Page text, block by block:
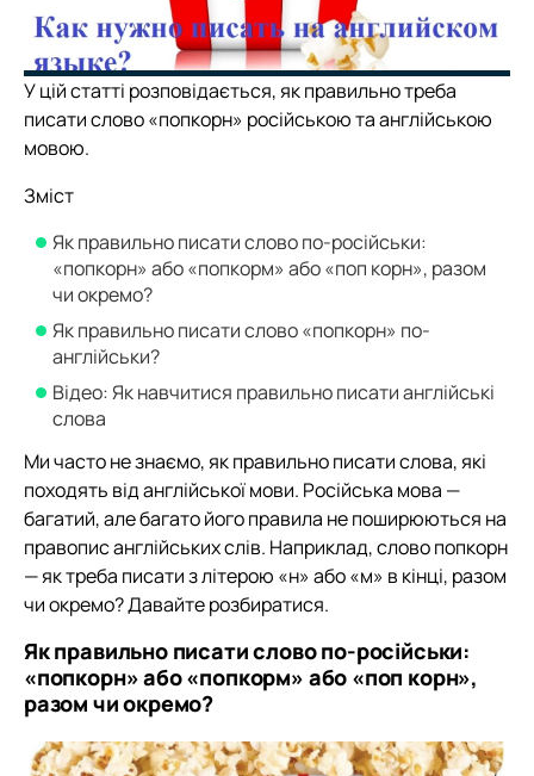
У цій статті розповідається, як правильно треба
писати слово «попкорн» російською та англійською
мовою.
Зміст
Як правильно писати слово по-російськи:
«попкорн» або «попкорм» або «поп корн», разом
чи окремо?
Як правильно писати слово «попкорн» по-
англійськи?
Відео: Як навчитися правильно писати англійські
слова
Ми часто не знаємо, як правильно писати слова, які
походять від англійської мови. Російська мова —
багатий, але багато його правила не поширюються на
правопис англійських слів. Наприклад, слово попкорн
— як треба писати з літерою «н» або «м» в кінці, разом
чи окремо? Давайте розбиратися.
Як правильно писати слово по-російськи:
«попкорн» або «попкорм» або «поп корн»,
разом чи окремо?